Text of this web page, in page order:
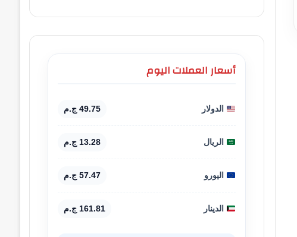
أسعار العملات اليوم
الدولار 49.75 ج.م
الريال 13.28 ج.م
اليورو 57.47 ج.م
الدينار 161.81 ج.م